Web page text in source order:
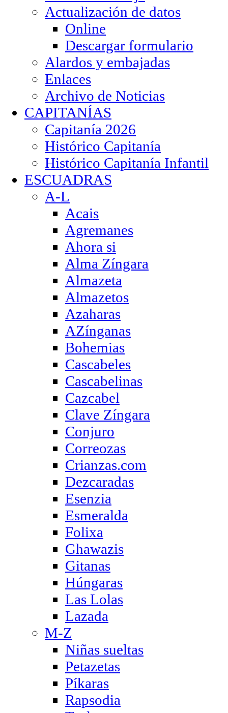
Actualización de datos
Online
Descargar formulario
Alardos y embajadas
Enlaces
Archivo de Noticias
CAPITANÍAS
Capitanía 2026
Histórico Capitanía
Histórico Capitanía Infantil
ESCUADRAS
A-L
Acais
Agremanes
Ahora si
Alma Zíngara
Almazeta
Almazetos
Azaharas
AZínganas
Bohemias
Cascabeles
Cascabelinas
Cazcabel
Clave Zíngara
Conjuro
Correozas
Crianzas.com
Dezcaradas
Esenzia
Esmeralda
Folixa
Ghawazis
Gitanas
Húngaras
Las Lolas
Lazada
M-Z
Niñas sueltas
Petazetas
Píkaras
Rapsodia